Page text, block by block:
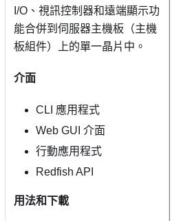
I/O、視訊控制器和遠端顯示功
能合併到伺服器主機板（主機
板組件）上的單一晶片中。
介面
CLI 應用程式
Web GUI 介面
行動應用程式
Redfish API
用法和下載